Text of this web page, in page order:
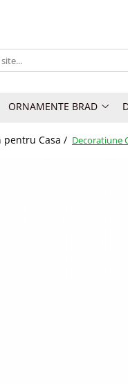
ORNAMENTE BRAD
pentru Casa / Decoratiune